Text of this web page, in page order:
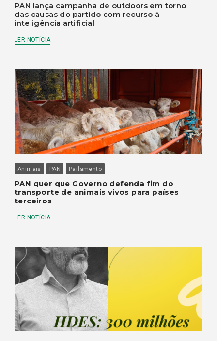
PAN lança campanha de outdoors em torno
das causas do partido com recurso à
inteligência artificial
LER NOTÍCIA
Animais PAN Parlamento
PAN quer que Governo defenda fim do
transporte de animais vivos para países
terceiros
LER NOTÍCIA